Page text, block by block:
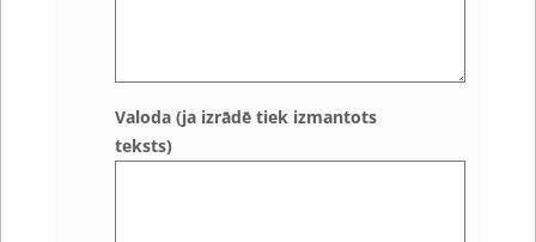
Valoda (ja izrādē tiek izmantots
teksts)